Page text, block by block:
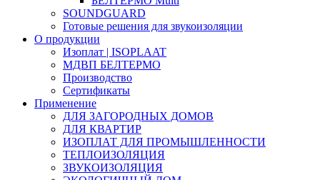
SOUNDGUARD
Готовые решения для звукоизоляции
О продукции
Изоплат | ISOPLAAT
МДВП БЕЛТЕРМО
Производство
Сертификаты
Применение
ДЛЯ ЗАГОРОДНЫХ ДОМОВ
ДЛЯ КВАРТИР
ИЗОПЛАТ ДЛЯ ПРОМЫШЛЕННОСТИ
ТЕПЛОИЗОЛЯЦИЯ
ЗВУКОИЗОЛЯЦИЯ